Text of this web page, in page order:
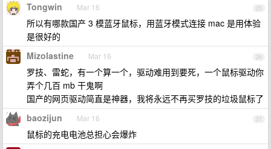
25
Tongwin Mar 16
所以有哪款国产 3 模蓝牙鼠标，用蓝牙模式连接 mac 是用体验
是很好的
26
Mizolastine Mar 16
罗技、雷蛇，有一个算一个，驱动难用到要死，一个鼠标驱动你
弄个几百 mb 干鬼啊
国产的网页驱动简直是神器，我将永远不再买罗技的垃圾鼠标了
27
baozijun Mar 16
鼠标的充电电池总担心会爆炸